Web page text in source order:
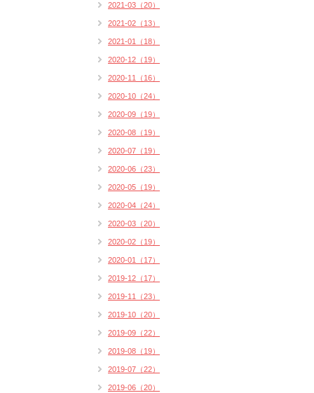
2021-03（20）
2021-02（13）
2021-01（18）
2020-12（19）
2020-11（16）
2020-10（24）
2020-09（19）
2020-08（19）
2020-07（19）
2020-06（23）
2020-05（19）
2020-04（24）
2020-03（20）
2020-02（19）
2020-01（17）
2019-12（17）
2019-11（23）
2019-10（20）
2019-09（22）
2019-08（19）
2019-07（22）
2019-06（20）